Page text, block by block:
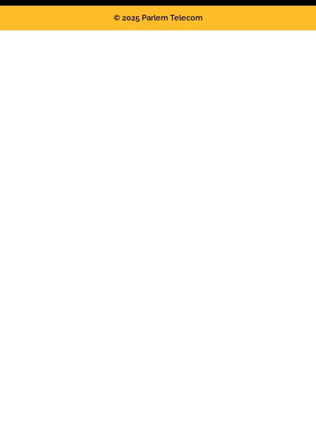
© 2025 Parlem Telecom